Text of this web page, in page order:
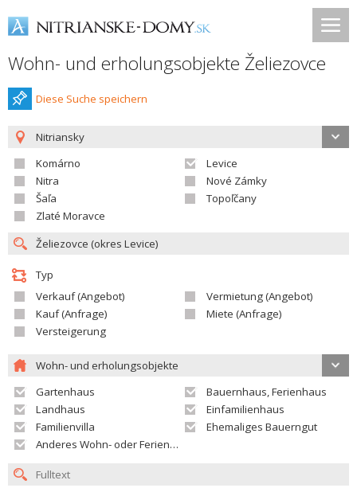
Wohn- und erholungsobjekte Želiezovce
Diese Suche speichern
Nitriansky
Komárno
Levice
Nitra
Nové Zámky
Šaľa
Topoľčany
Zlaté Moravce
Typ
Verkauf (Angebot)
Vermietung (Angebot)
Kauf (Anfrage)
Miete (Anfrage)
Versteigerung
Wohn- und erholungsobjekte
Gartenhaus
Bauernhaus, Ferienhaus
Landhaus
Einfamilienhaus
Familienvilla
Ehemaliges Bauerngut
Anderes Wohn- oder Ferienobjekt